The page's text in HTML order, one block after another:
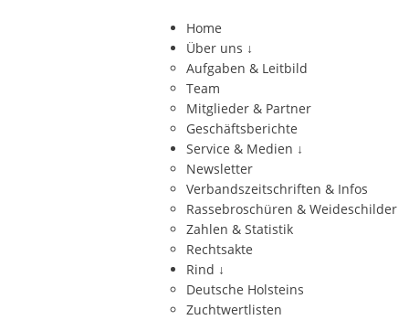
Home
Über uns ↓
Aufgaben & Leitbild
Team
Mitglieder & Partner
Geschäftsberichte
Service & Medien ↓
Newsletter
Verbandszeitschriften & Infos
Rassebroschüren & Weideschilder
Zahlen & Statistik
Rechtsakte
Rind ↓
Deutsche Holsteins
Zuchtwertlisten